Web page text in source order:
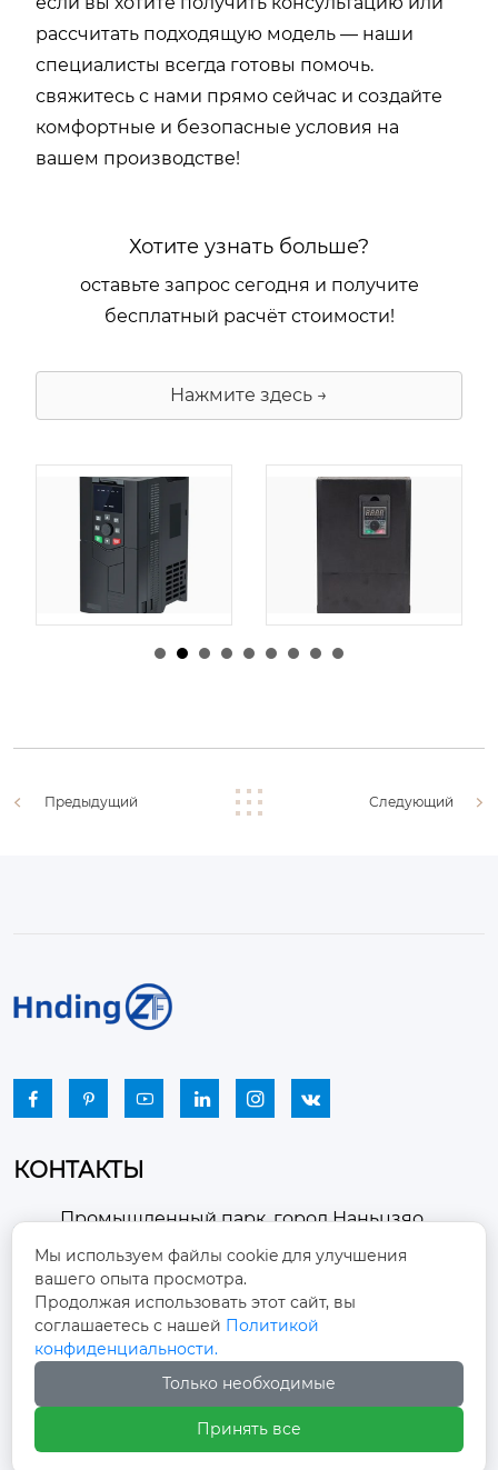
рассчитать подходящую модель — наши
специалисты всегда готовы помочь.
свяжитесь с нами прямо сейчас и создайте
комфортные и безопасные условия на
вашем производстве!
Хотите узнать больше?
оставьте запрос сегодня и получите
бесплатный расчёт стоимости!
Нажмите здесь →
由admin |30 1 月,
由admin |29 1 月,
Предыдущий Следующий
     
КОНТАКТЫ

Промышленный парк, город Наньцзяо,
район Чжоуцунь, город Цзыбо, провинция
Шаньдун
 winston-xu@hengdingfan.com
+86-13806434669
 +86 13806434669
Мы используем файлы cookie для улучшения
вашего опыта просмотра.
Продолжая использовать этот сайт, вы
соглашаетесь с нашей Политикой
конфиденциальности.
Только необходимые
Принять все